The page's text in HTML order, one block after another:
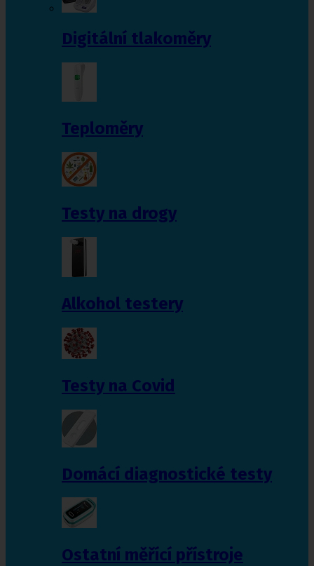
Digitální tlakoměry
Teploměry
Testy na drogy
Alkohol testery
Testy na Covid
Domácí diagnostické testy
Ostatní měřící přístroje